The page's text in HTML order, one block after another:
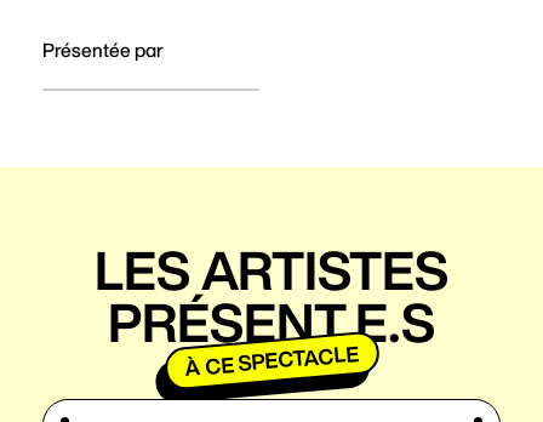
Présentée par
LES ARTISTES
PRÉSENT.E.S
À CE SPECTACLE